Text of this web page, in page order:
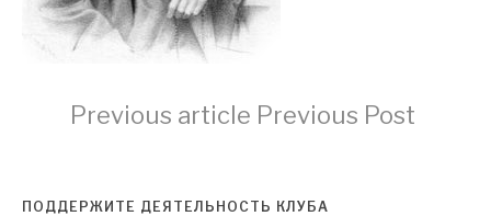
Continue
Previous article Previous Post
ПОДДЕРЖИТЕ ДЕЯТЕЛЬНОСТЬ КЛУБА